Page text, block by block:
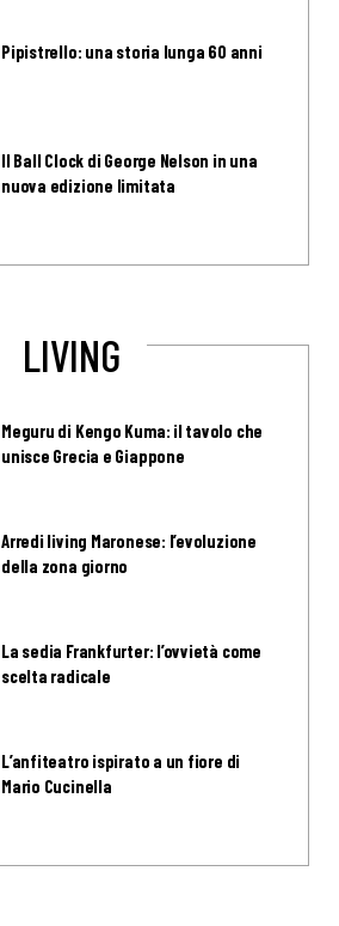
Pipistrello: una storia lunga 60 anni
Il Ball Clock di George Nelson in una
nuova edizione limitata
LIVING
Meguru di Kengo Kuma: il tavolo che
unisce Grecia e Giappone
Arredi living Maronese: l’evoluzione
della zona giorno
La sedia Frankfurter: l’ovvietà come
scelta radicale
L’anfiteatro ispirato a un fiore di
Mario Cucinella